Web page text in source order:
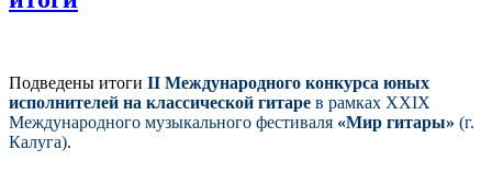
Подведены итоги II Международного конкурса юных
исполнителей на классической гитаре в рамках XXIX
Международного музыкального фестиваля «Мир гитары» (г.
Калуга).